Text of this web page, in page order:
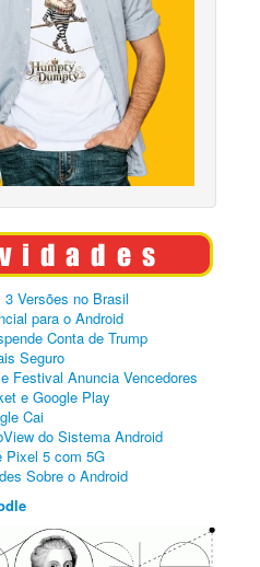
Versões no Brasil
para o Android
Conta de Trump
Seguro
Festival Anuncia Vencedores
e Google Play
Cai
do Sistema Android
Pixel 5 com 5G
Sobre o Android